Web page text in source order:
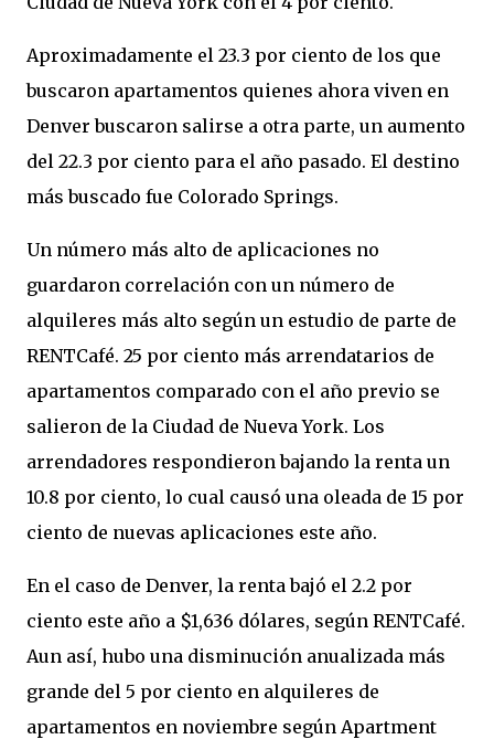
Aproximadamente el 23.3 por ciento de los que
buscaron apartamentos quienes ahora viven en
Denver buscaron salirse a otra parte, un aumento
del 22.3 por ciento para el año pasado. El destino
más buscado fue Colorado Springs.
Un número más alto de aplicaciones no
guardaron correlación con un número de
alquileres más alto según un estudio de parte de
RENTCafé. 25 por ciento más arrendatarios de
apartamentos comparado con el año previo se
salieron de la Ciudad de Nueva York. Los
arrendadores respondieron bajando la renta un
10.8 por ciento, lo cual causó una oleada de 15 por
ciento de nuevas aplicaciones este año.
En el caso de Denver, la renta bajó el 2.2 por
ciento este año a $1,636 dólares, según RENTCafé.
Aun así, hubo una disminución anualizada más
grande del 5 por ciento en alquileres de
apartamentos en noviembre según Apartment